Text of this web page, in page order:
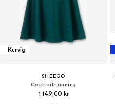
Kurvig
SHEEGO
Cocktailklänning
1 149,00 kr